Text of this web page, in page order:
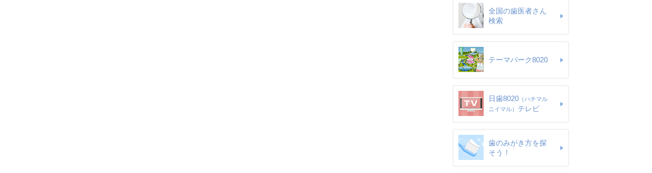
全国の歯医者さん
検索
テーマパーク8020
日歯8020 （ハチマル
ニイマル） テレビ
歯のみがき方を探
そう！